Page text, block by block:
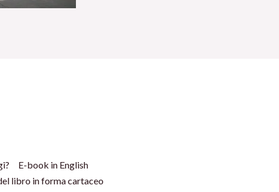
E-book in English
libro in forma cartaceo